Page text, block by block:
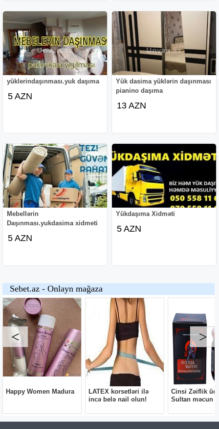
yüklerindaşınması.yuk daşıma
5 AZN
Yük dasima yüklərin daşınması
pianino daşıma
13 AZN
Mebellərin
Daşınması.yukdasima xidmeti
5 AZN
Yükdaşıma Xidməti
5 AZN